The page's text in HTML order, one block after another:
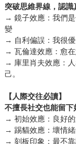
突破思維界線，認識
→ 鏡子效應：我們
變
→ 自利偏誤：我很
→ 瓦倫達效應：愈
→ 庫里肖夫效應：
己。
【人際交往必讀】
不擅長社交也能留下
→ 初始效應：良好的
→ 踢貓效應：壞情
→ 刻板印象：最不靠